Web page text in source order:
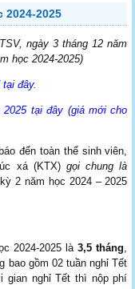
2025
ngày 3 tháng 12 năm
học 2024-2025)
đây.
tại đây (giá mới cho
đến toàn thể sinh viên,
xá (KTX)gọi chung là
2 năm học 2024 – 2025
2024-2025 là3,5 tháng
bao gồm 02 tuần nghỉ Tết
gian nghỉ Tết thì nộp phí